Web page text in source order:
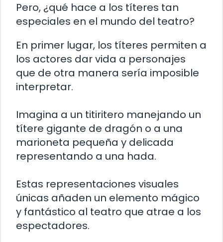
Pero, ¿qué hace a los títeres tan
especiales en el mundo del teatro?
En primer lugar, los títeres permiten a
los actores dar vida a personajes
que de otra manera sería imposible
interpretar.
Imagina a un titiritero manejando un
títere gigante de dragón o a una
marioneta pequeña y delicada
representando a una hada.
Estas representaciones visuales
únicas añaden un elemento mágico
y fantástico al teatro que atrae a los
espectadores.